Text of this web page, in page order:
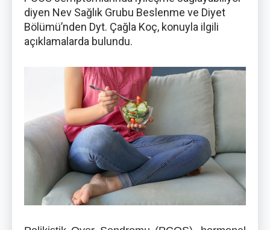
diyen Nev Sağlık Grubu Beslenme ve Diyet
Bölümü’nden Dyt. Çağla Koç, konuyla ilgili
açıklamalarda bulundu.